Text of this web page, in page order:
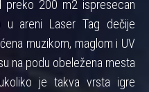
preko 200 m2 ispresecan
u areni Laser Tag dečije
muzikom, maglom i UV
na podu obeležena mesta
je takva vrsta igre